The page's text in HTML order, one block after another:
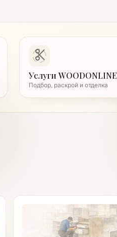
Услуги WOODONLINE
Подбор, раскрой и отделка